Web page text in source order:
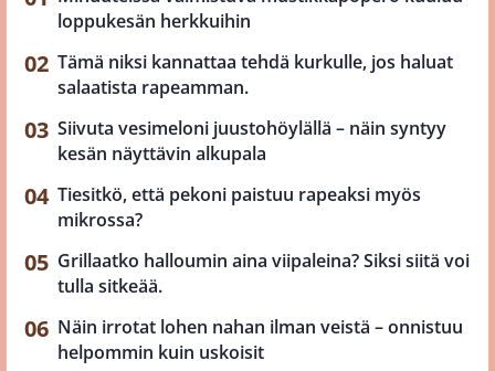
loppukesän herkkuihin
Tämä niksi kannattaa tehdä kurkulle, jos haluat
salaatista rapeamman.
Siivuta vesimeloni juustohöylällä – näin syntyy
kesän näyttävin alkupala
Tiesitkö, että pekoni paistuu rapeaksi myös
mikrossa?
Grillaatko halloumin aina viipaleina? Siksi siitä voi
tulla sitkeää.
Näin irrotat lohen nahan ilman veistä – onnistuu
helpommin kuin uskoisit